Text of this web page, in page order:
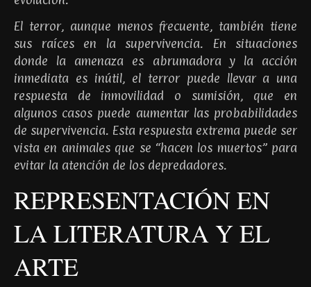
El terror, aunque menos frecuente, también tiene
sus raíces en la supervivencia. En situaciones
donde la amenaza es abrumadora y la acción
inmediata es inútil, el terror puede llevar a una
respuesta de inmovilidad o sumisión, que en
algunos casos puede aumentar las probabilidades
de supervivencia. Esta respuesta extrema puede ser
vista en animales que se “hacen los muertos” para
evitar la atención de los depredadores.
REPRESENTACIÓN EN
LA LITERATURA Y EL
ARTE